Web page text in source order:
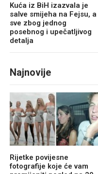
Kuća iz BiH izazvala je
salve smijeha na Fejsu, a
sve zbog jednog
posebnog i upečatljivog
detalja
Najnovije
Rijetke povijesne
fotografije koje će vam